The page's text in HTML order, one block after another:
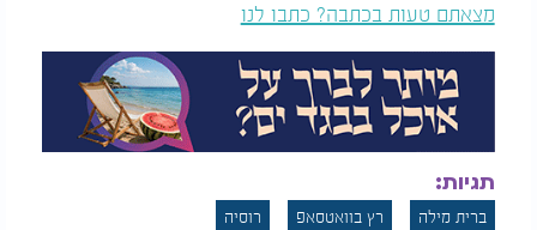
מצאתם טעות בכתבה? כתבו לנו
תגיות:
ברית מילה רץ בוואטסאפ רוסיה